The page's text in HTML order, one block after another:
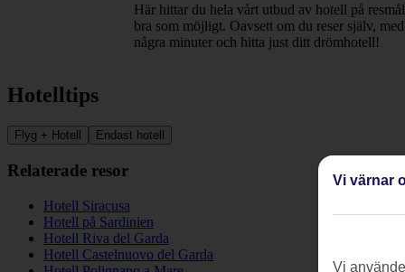
Här hittar du hela vårt utbud av hotell på
bra som möjligt. Oavsett om du reser själv,
några minuter och hitta just ditt drömhotell!
Hotelltips
Flyg + Hotell Endast hotell
Relaterade resor
Hotell Siracusa
Hotell på Sardinien
Hotell Riva del Garda
Hotell Castelnuovo del Garda
Vi värnar
Vi